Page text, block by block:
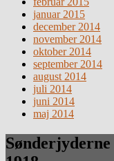
januar 2015
december 2014
november 2014
oktober 2014
september 2014
august 2014
juli 2014
juni 2014
maj 2014